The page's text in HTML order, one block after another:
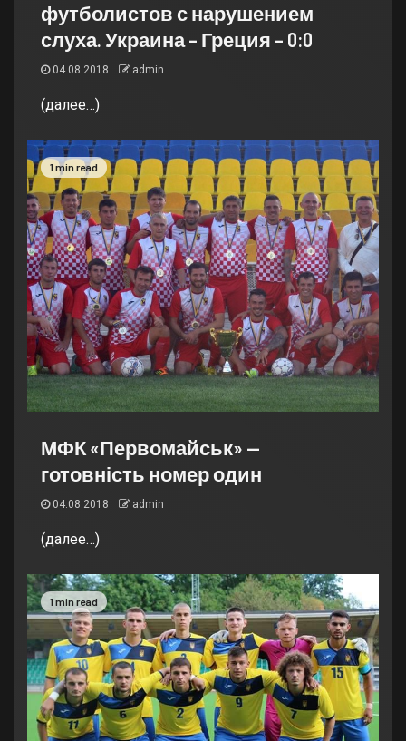
футболистов с нарушением
слуха. Украина – Греция – 0:0
04.08.2018 admin
(далее…)
1 min read
МФК «Первомайськ» —
готовність номер один
04.08.2018 admin
(далее…)
1 min read